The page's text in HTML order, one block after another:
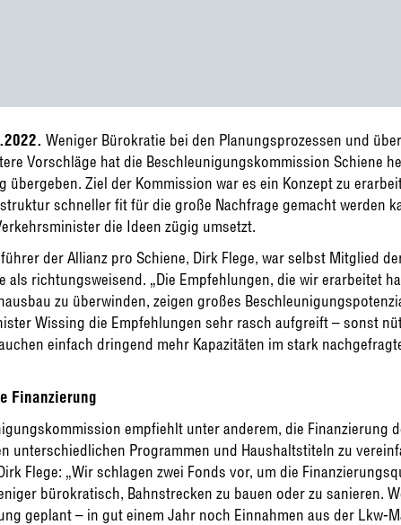
Weniger Bürokratie bei den Planungsprozessen und
Vorschläge hat die Beschleunigungskommission Schiene
übergeben. Ziel der Kommission war es ein Konzept zu
schneller fit für die große Nachfrage gemacht werden
die Ideen zügig umsetzt.
der Allianz pro Schiene, Dirk Flege, war selbst Mitglied
als richtungsweisend. „Die Empfehlungen, die wir erarbeitet
zu überwinden, zeigen großes
Wissing die Empfehlungen sehr rasch aufgreift – sonst
einfach dringend mehr Kapazitäten im stark
Finanzierung
empfiehlt unter anderem, die Finanzierung
unterschiedlichen Programmen und Haushaltstiteln zu
Flege: „Wir schlagen zwei Fonds vor, um die
bürokratisch, Bahnstrecken zu bauen oder zu sanieren.
geplant – in gut einem Jahr noch Einnahmen aus der Lkw-